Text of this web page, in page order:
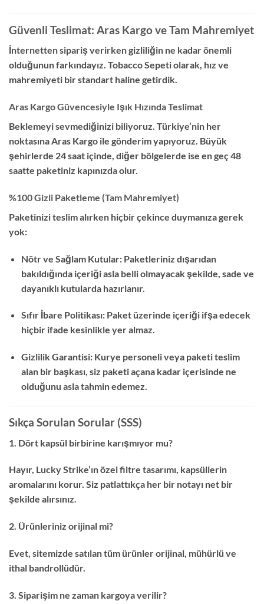
Güvenli Teslimat: Aras Kargo ve Tam Mahremiyet
İnternetten sipariş verirken gizliliğin ne kadar önemli
olduğunun farkındayız. Tobacco Sepeti olarak, hız ve
mahremiyeti bir standart haline getirdik.
Aras Kargo Güvencesiyle Işık Hızında Teslimat
Beklemeyi sevmediğinizi biliyoruz. Türkiye’nin her
noktasına Aras Kargo ile gönderim yapıyoruz. Büyük
şehirlerde 24 saat içinde, diğer bölgelerde ise en geç 48
saatte paketiniz kapınızda olur.
%100 Gizli Paketleme (Tam Mahremiyet)
Paketinizi teslim alırken hiçbir çekince duymanıza gerek
yok:
Nötr ve Sağlam Kutular: Paketleriniz dışarıdan
bakıldığında içeriği asla belli olmayacak şekilde, sade ve
dayanıklı kutularda hazırlanır.
Sıfır İbare Politikası: Paket üzerinde içeriği ifşa edecek
hiçbir ifade kesinlikle yer almaz.
Gizlilik Garantisi: Kurye personeli veya paketi teslim
alan bir başkası, siz paketi açana kadar içerisinde ne
olduğunu asla tahmin edemez.
Sıkça Sorulan Sorular (SSS)
1. Dört kapsül birbirine karışmıyor mu?
Hayır, Lucky Strike’ın özel filtre tasarımı, kapsüllerin
aromalarını korur. Siz patlattıkça her bir notayı net bir
şekilde alırsınız.
2. Ürünleriniz orijinal mi?
Evet, sitemizde satılan tüm ürünler orijinal, mühürlü ve
ithal bandrollüdür.
3. Siparişim ne zaman kargoya verilir?